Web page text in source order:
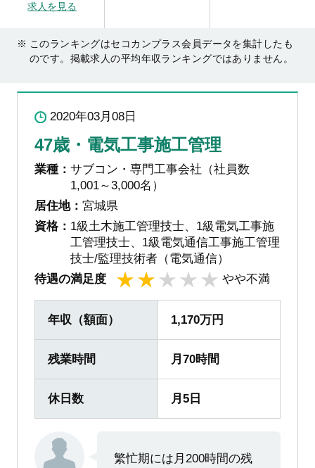
求人を見る
このランキングはセコカンプラス会員データを集計したも
のです。掲載求人の平均年収ランキングではありません。
2020年03月08日
47歳・電気工事施工管理
業種： サブコン・専門工事会社（社員数
1,001～3,000名）
居住地： 宮城県
資格： 1級土木施工管理技士、1級電気工事施
工管理技士、1級電気通信工事施工管理
技士/監理技術者（電気通信）
待遇の満足度
やや不満
年収（額面） 1,170万円
残業時間 月70時間
休日数 月5日
繁忙期には月200時間の残